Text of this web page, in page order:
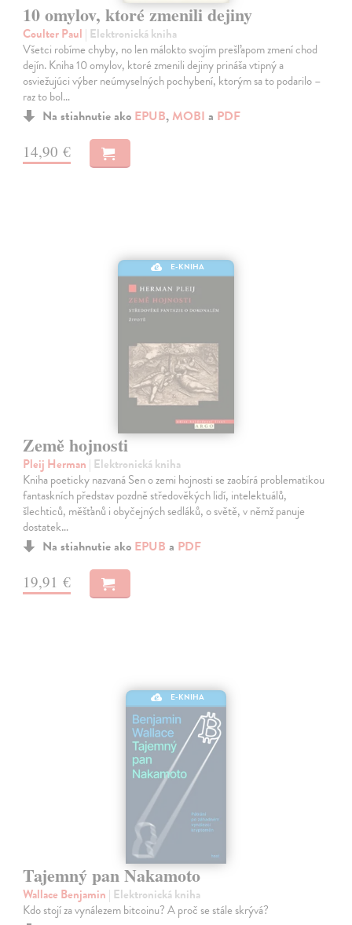
10 omylov, ktoré zmenili dejiny
Coulter Paul | Elektronická kniha
Všetci robíme chyby, no len málokto svojím prešľapom zmení chod
dejín. Kniha 10 omylov, ktoré zmenili dejiny prináša vtipný a
osviežujúci výber neúmyselných pochybení, ktorým sa to podarilo –
raz to bol…
Na stiahnutie ako EPUB, MOBI a PDF
14,90 €
E-KNIHA
Země hojnosti
Pleij Herman | Elektronická kniha
Kniha poeticky nazvaná Sen o zemi hojnosti se zaobírá problematikou
fantaskních představ pozdně středověkých lidí, intelektuálů,
šlechticů, měšťanů i obyčejných sedláků, o světě, v němž panuje
dostatek…
Na stiahnutie ako EPUB a PDF
19,91 €
E-KNIHA
Tajemný pan Nakamoto
Wallace Benjamin | Elektronická kniha
Kdo stojí za vynálezem bitcoinu? A proč se stále skrývá?